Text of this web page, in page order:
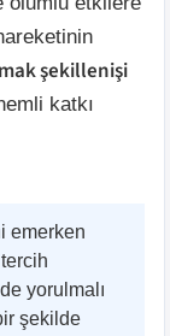
şekillenişi
katkı
emerken
yorulmalı
şekilde